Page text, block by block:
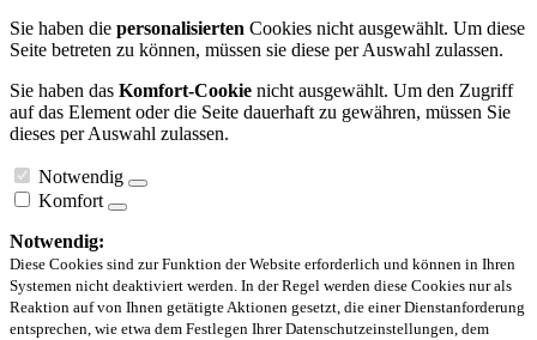
Sie haben die personalisierten Cookies nicht ausgewählt. Um diese
Seite betreten zu können, müssen sie diese per Auswahl zulassen.
Sie haben das Komfort-Cookie nicht ausgewählt. Um den Zugriff
auf das Element oder die Seite dauerhaft zu gewähren, müssen Sie
dieses per Auswahl zulassen.
Notwendig
Komfort
Notwendig:
Diese Cookies sind zur Funktion der Website erforderlich und können in Ihren
Systemen nicht deaktiviert werden. In der Regel werden diese Cookies nur als
Reaktion auf von Ihnen getätigte Aktionen gesetzt, die einer Dienstanforderung
entsprechen, wie etwa dem Festlegen Ihrer Datenschutzeinstellungen, dem